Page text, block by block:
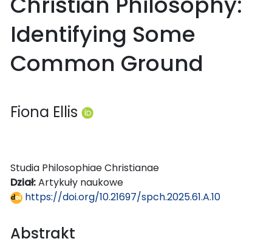
Identifying Some
Common Ground
Fiona Ellis
Studia Philosophiae Christianae
Dział:Artykuły naukowe
https://doi.org/10.21697/spch.2025.61.A.10
Abstrakt